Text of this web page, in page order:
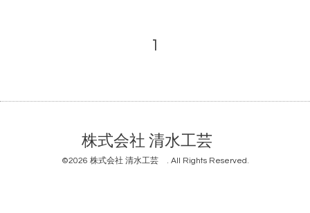
1
株式会社 清水工芸
©2026 株式会社 清水工芸 . All Rights Reserved.